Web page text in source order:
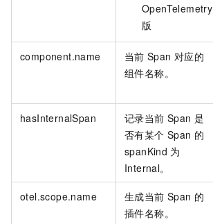
OpenTelemetry
版
component.name 当前 Span 对应的
组件名称。
hasInternalSpan 记录当前 Span 是
否有某个 Span 的
spanKind 为
Internal。
otel.scope.name 生成当前 Span 的
插件名称。